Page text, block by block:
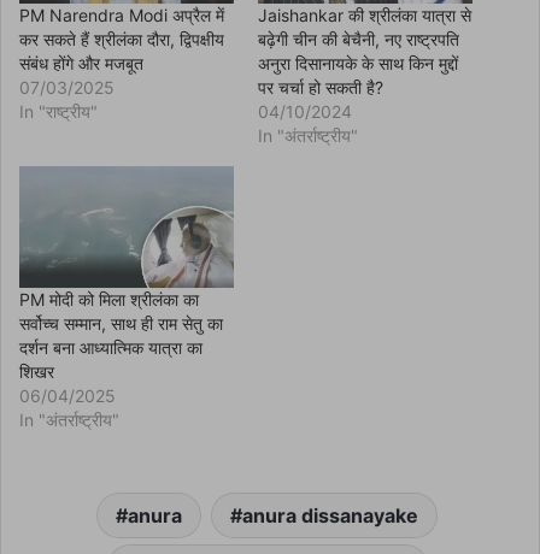
n
n
e
w
w
i
n
d
)
PM Narendra Modi अप्रैल में
कर सकते हैं श्रीलंका दौरा, द्विपक्षीय
संबंध होंगे और मजबूत
07/03/2025
In "राष्ट्रीय"
Jaishankar की श्रीलंका यात्रा से
बढ़ेगी चीन की बेचैनी, नए राष्ट्रपति
अनुरा दिसानायके के साथ किन मुद्दों
पर चर्चा हो सकती है?
04/10/2024
In "अंतर्राष्ट्रीय"
PM मोदी को मिला श्रीलंका का
सर्वोच्च सम्मान, साथ ही राम सेतु का
दर्शन बना आध्यात्मिक यात्रा का
शिखर
06/04/2025
In "अंतर्राष्ट्रीय"
anura anura dissanayake